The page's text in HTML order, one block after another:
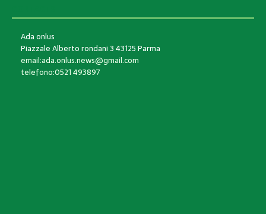
Ada onlus
Piazzale Alberto rondani 3 43125 Parma
email:ada.onlus.news@gmail.com
telefono:0521 493897